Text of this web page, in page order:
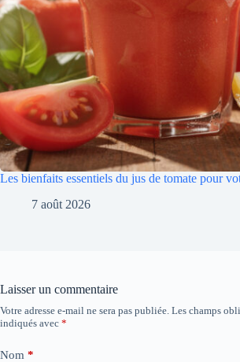
Les bienfaits essentiels du jus de tomate pour
7 août 2026
Laisser un commentaire
Votre adresse e-mail ne sera pas publiée. Les champs
indiqués avec *
Nom *